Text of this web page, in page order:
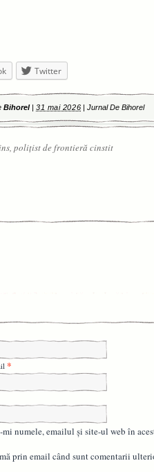
Twitter
Bihorel| 31 mai 2026 |Jurnal De Bihorel
polițist de frontieră cinstit
*
mi numele, emailul și site-ul web în
prin email când sunt comentarii